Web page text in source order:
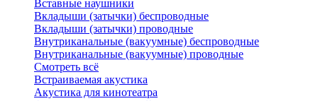
Вставные наушники
Вкладыши (затычки) беспроводные
Вкладыши (затычки) проводные
Внутриканальные (вакуумные) беспроводные
Внутриканальные (вакуумные) проводные
Смотреть всё
Встраиваемая акустика
Акустика для кинотеатра